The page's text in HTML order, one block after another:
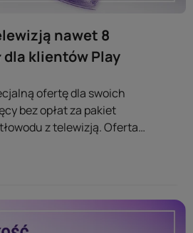
nawet 8
dla klientów Play
ofertę dla swoich
bez opłat za pakiet
z telewizją. Oferta
serwisów